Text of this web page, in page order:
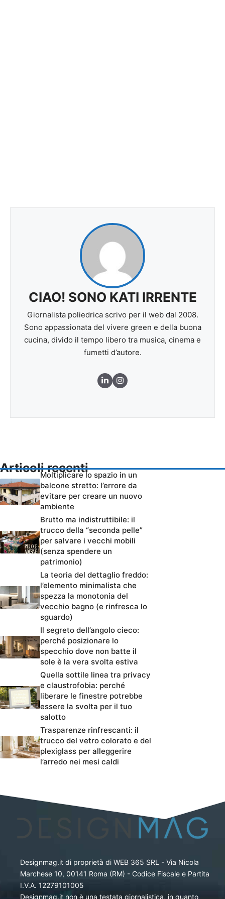
CIAO! SONO KATI IRRENTE
Giornalista poliedrica scrivo per il web dal 2008.
Sono appassionata del vivere green e della buona
cucina, divido il tempo libero tra musica, cinema e
fumetti d’autore.
Articoli recenti
Moltiplicare lo spazio in un
balcone stretto: l’errore da
evitare per creare un nuovo
ambiente
Brutto ma indistruttibile: il
trucco della “seconda pelle”
per salvare i vecchi mobili
(senza spendere un
patrimonio)
La teoria del dettaglio freddo:
l’elemento minimalista che
spezza la monotonia del
vecchio bagno (e rinfresca lo
sguardo)
Il segreto dell’angolo cieco:
perché posizionare lo
specchio dove non batte il
sole è la vera svolta estiva
Quella sottile linea tra privacy
e claustrofobia: perché
liberare le finestre potrebbe
essere la svolta per il tuo
salotto
Trasparenze rinfrescanti: il
trucco del vetro colorato e del
plexiglass per alleggerire
l’arredo nei mesi caldi
Designmag.it di proprietà di WEB 365 SRL - Via Nicola
Marchese 10, 00141 Roma (RM) - Codice Fiscale e Partita
I.V.A. 12279101005
Designmag.it non è una testata giornalistica, in quanto